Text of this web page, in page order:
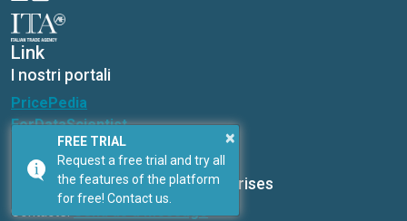
Link
I nostri portali
PricePedia
ForDataScientist
Studiabo srl
Research office for new enterprises
Contacts:
×
FREE TRIAL
Request a free trial and try all
the features of the platform
for free! Contact us.